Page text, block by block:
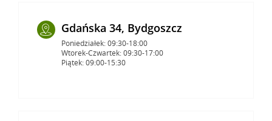
Gdańska 34, Bydgoszcz
Poniedziałek: 09:30-18:00
Wtorek-Czwartek: 09:30-17:00
Piątek: 09:00-15:30